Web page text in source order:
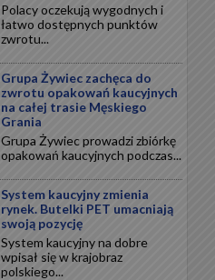
Polacy oczekują wygodnych i
łatwo dostępnych punktów
zwrotu...
Grupa Żywiec zachęca do
zwrotu opakowań kaucyjnych
na całej trasie Męskiego
Grania
Grupa Żywiec prowadzi zbiórkę
opakowań kaucyjnych podczas...
System kaucyjny zmienia
rynek. Butelki PET umacniają
swoją pozycję
System kaucyjny na dobre
wpisał się w krajobraz
polskiego...